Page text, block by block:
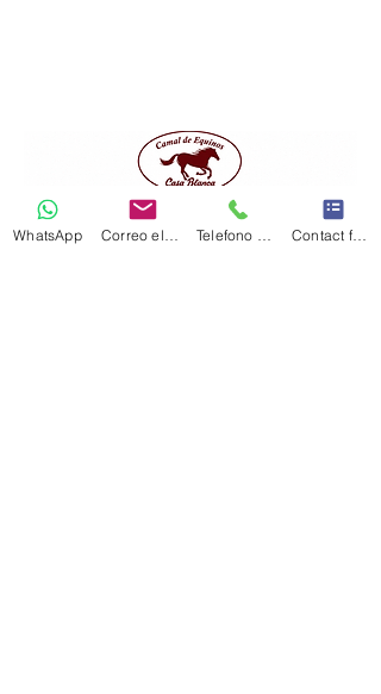
WhatsApp Contact form